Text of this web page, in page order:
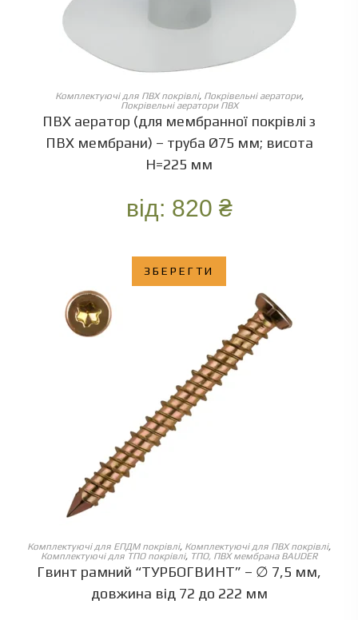
ОБЕРІТЬ ОПЦІЇ
Комплектуючі для ПВХ покрівлі, Покрівельні аератори,
Покрівельні аератори ПВХ
ПВХ аератор (для мембранної покрівлі з
ПВХ мембрани) – труба Ø75 мм; висота
Н=225 мм
від: 820 ₴
ЗБЕРЕГТИ
ОБЕРІТЬ ОПЦІЇ
Комплектуючі для ЕПДМ покрівлі, Комплектуючі для ПВХ покрівлі,
Комплектуючі для ТПО покрівлі, ТПО, ПВХ мембрана BAUDER
Гвинт рамний “ТУРБОГВИНТ” – ∅ 7,5 мм,
довжина від 72 до 222 мм